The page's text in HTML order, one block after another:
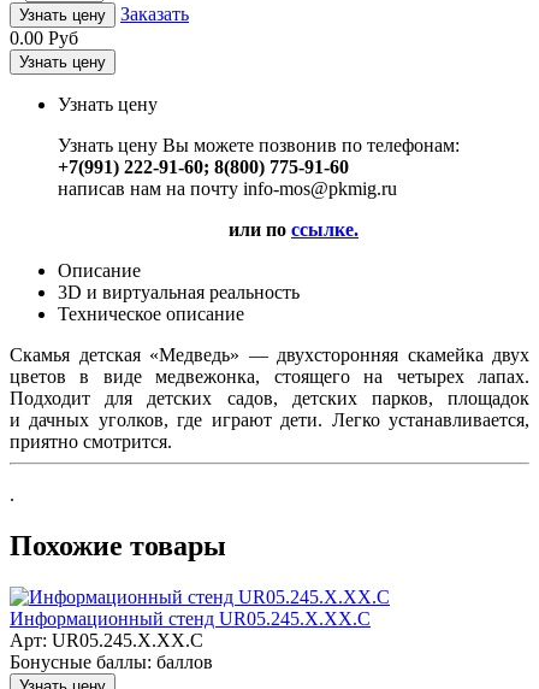
Узнать цену
Заказать
0.00 Руб
Узнать цену
Узнать цену
Узнать цену Вы можете позвонив по телефонам:
+7(991) 222-91-60; 8(800) 775-91-60
написав нам на почту info-mos@pkmig.ru
или по ссылке.
Описание
3D и виртуальная реальность
Техническое описание
Скамья детская «Медведь» — двухсторонняя скамейка двух
цветов в виде медвежонка, стоящего на четырех лапах.
Подходит для детских садов, детских парков, площадок
и дачных уголков, где играют дети. Легко устанавливается,
приятно смотрится.
.
Похожие товары
Информационный стенд UR05.245.X.XX.C
Арт: UR05.245.X.XX.C
Бонусные баллы: баллов